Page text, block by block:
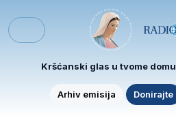
Menu
Kršćanski glas u tvome domu
Arhiv emisija Donirajte